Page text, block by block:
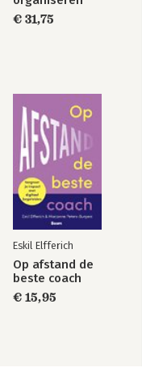
€ 31,75
Eskil Elfferich
Op afstand de
beste coach
€ 15,95